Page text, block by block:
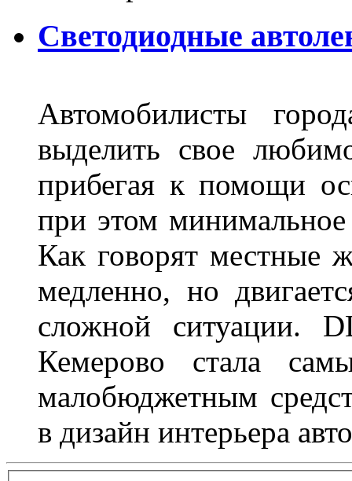
Светодиодные
Автомобилисты
выделить свое
прибегая к помощи
при этом минимальное
Как говорят местные
медленно, но
сложной ситуации.
Кемерово стала
малобюджетным
в дизайн интерьера